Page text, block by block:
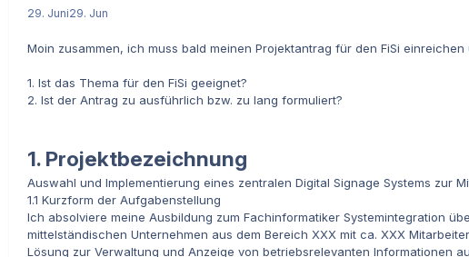
29. Juni29. Jun
Moin zusammen, ich muss bald meinen Projektantrag für den FiSi
1. Ist das Thema für den FiSi geeignet?
2. Ist der Antrag zu ausführlich bzw. zu lang formuliert?
1. Projektbezeichnung
Auswahl und Implementierung eines zentralen Digital Signage Systems zur
1.1 Kurzform der Aufgabenstellung
Ich absolviere meine Ausbildung zum Fachinformatiker Systemintegration
mittelständischen Unternehmen aus dem Bereich XXX mit ca. XXX
Lösung zur Verwaltung und Anzeige von betriebsrelevanten Informationen